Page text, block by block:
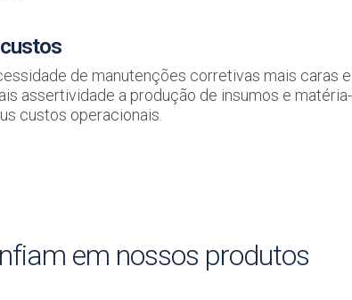
de manutenções corretivas mais caras
assertividade a produção de insumos e
custos operacionais.
em nossos produtos